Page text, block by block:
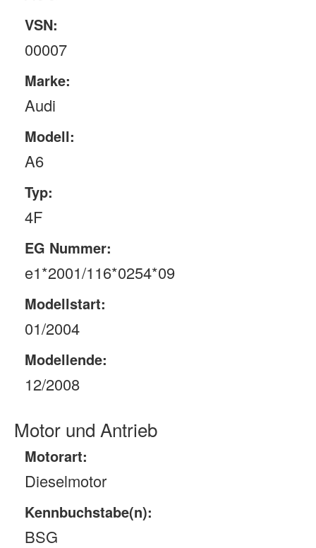
VSN:
00007
Marke:
Audi
Modell:
A6
Typ:
4F
EG Nummer:
e1*2001/116*0254*09
Modellstart:
01/2004
Modellende:
12/2008
Motor und Antrieb
Motorart:
Dieselmotor
Kennbuchstabe(n):
BSG